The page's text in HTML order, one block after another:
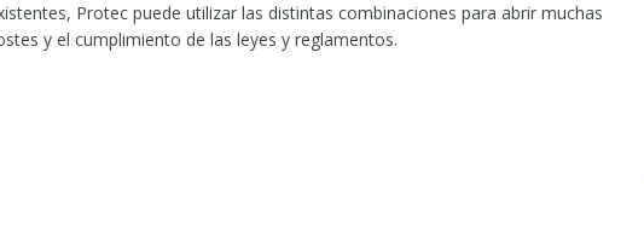
Protec puede utilizar las distintas combinaciones para abrir muchas
y el cumplimiento de las leyes y reglamentos.